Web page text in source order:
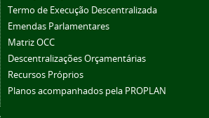
Termo de Execução Descentralizada
Emendas Parlamentares
Matriz OCC
Descentralizações Orçamentárias
Recursos Próprios
Planos acompanhados pela PROPLAN